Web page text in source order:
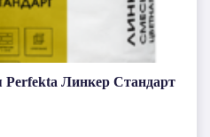
Perfekta Линкер Стандарт